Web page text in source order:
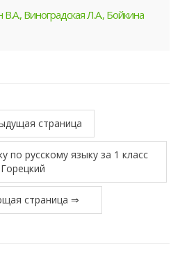
Виноградская Л.А., Бойкина
страница
по русскому языку за 1 класс
Горецкий
страница ⇒